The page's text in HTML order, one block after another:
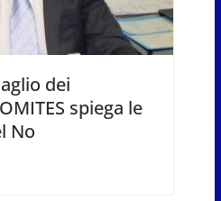
dei
spiega le
No